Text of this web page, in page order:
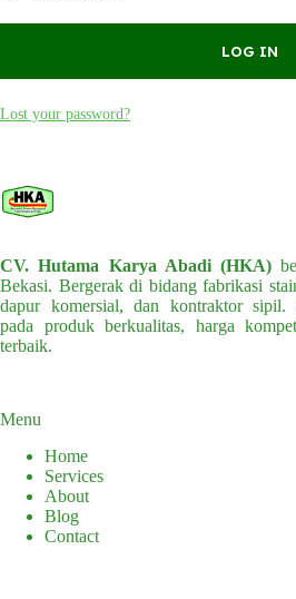
LOG IN
Lost your password?
CV. Hutama Karya Abadi (HKA)
Bekasi. Bergerak di bidang fabrikasi
dapur komersial, dan kontraktor sipil.
pada produk berkualitas, harga
terbaik.
Menu
Home
Services
About
Blog
Contact